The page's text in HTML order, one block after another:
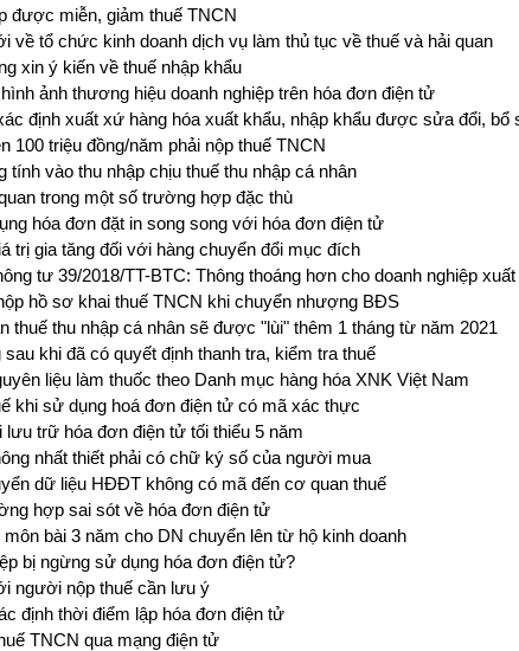
được miễn, giảm thuế TNCN
về tổ chức kinh doanh dịch vụ làm thủ tục về thuế và hải quan
xin ý kiến về thuế nhập khẩu
ảnh thương hiệu doanh nghiệp trên hóa đơn điện tử
định xuất xứ hàng hóa xuất khẩu, nhập khẩu được sửa đổi, bổ
100 triệu đồng/năm phải nộp thuế TNCN
tính vào thu nhập chịu thuế thu nhập cá nhân
trong một số trường hợp đặc thù
hóa đơn đặt in song song với hóa đơn điện tử
trị gia tăng đối với hàng chuyển đổi mục đích
tư 39/2018/TT-BTC: Thông thoáng hơn cho doanh nghiệp
hồ sơ khai thuế TNCN khi chuyển nhượng BĐS
thuế thu nhập cá nhân sẽ được "lùi" thêm 1 tháng từ năm 2021
khi đã có quyết định thanh tra, kiểm tra thuế
liệu làm thuốc theo Danh mục hàng hóa XNK Việt Nam
khi sử dụng hoá đơn điện tử có mã xác thực
trữ hóa đơn điện tử tối thiểu 5 năm
nhất thiết phải có chữ ký số của người mua
dữ liệu HĐĐT không có mã đến cơ quan thuế
hợp sai sót về hóa đơn điện tử
bài 3 năm cho DN chuyển lên từ hộ kinh doanh
bị ngừng sử dụng hóa đơn điện tử?
người nộp thuế cần lưu ý
định thời điểm lập hóa đơn điện tử
TNCN qua mạng điện tử